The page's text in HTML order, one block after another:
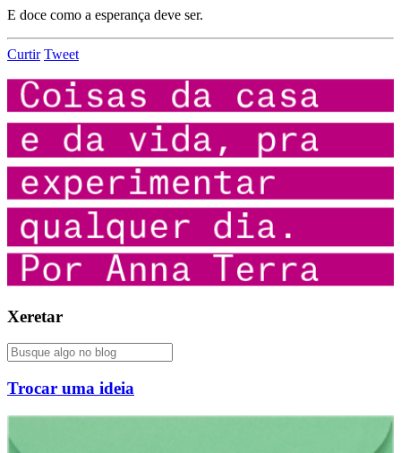
E doce como a esperança deve ser.
Curtir Tweet
Xeretar
Trocar uma ideia